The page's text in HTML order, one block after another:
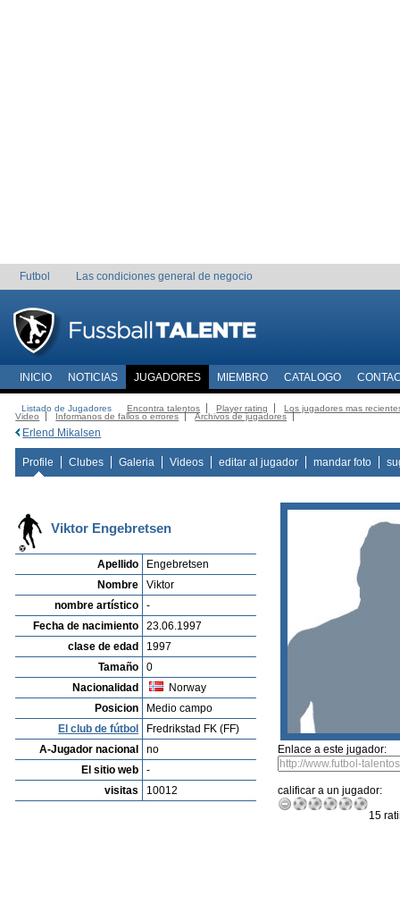
Futbol Las condiciones general de negocio
INICIO NOTICIAS JUGADORES MIEMBRO CATALOGO
Listado de Jugadores Encontra talentos Player rating
Los jugadores mas
Video
Informanos de fallos o errores Archivos de jugadores
Erlend Mikalsen
Profile Clubes Galeria Videos editar al jugador mandar foto
Viktor Engebretsen
Apellido
Engebretsen
Nombre
Viktor
nombre artístico
-
Fecha de nacimiento
23.06.1997
clase de edad
1997
Tamaño
0
Nacionalidad
Norway
Posicion
Medio campo
El club de fútbol
Fredrikstad FK (FF)
A-Jugador nacional
no
El sitio web
-
visitas
10012
Enlace a este jugador:
calificar a un jugador:
15